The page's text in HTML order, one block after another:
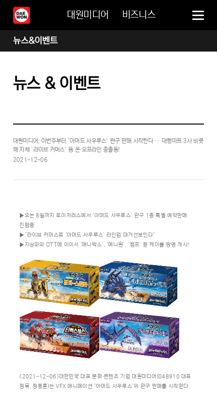
대원미디어 비즈니스
뉴스&이벤트
뉴스 & 이벤트
대원미디어, 이번주부터 ‘아머드 사우루스’ 완구 판매 시작한다 … 대형마트 3사 비롯
해 자체 ‘라이브 커머스’ 등 온∙오프라인 총출동!
2021-12-06
▶오는 8일까지 토이저러스에서 ‘아머드 사우루스’ 완구 1종 특별 예약판매
진행중
▶”라이브 커머스로 ‘아머드 사우루스’ 라인업 대거선보인다”
▶지상파와 OTT에 이이서 ‘애니박스’, ‘애니원’, ‘챔프’ 등 케이블 방영 개시!
<2021-12-06>대한민국 대표 문화∙콘텐츠 기업 대원미디어(048910 대표
정욱, 정동훈)는 VFX 애니메이션 ‘아머드 사우루스’의 완구 판매를 시작한다.